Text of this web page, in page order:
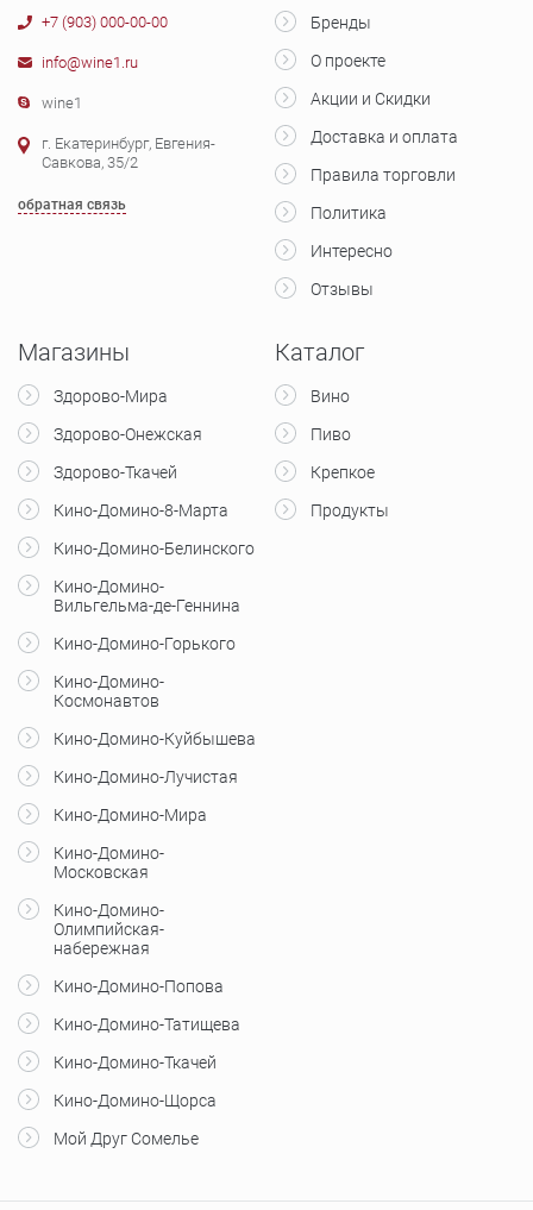
+7 (903) 000-00-00
info@wine1.ru
wine1
г. Екатеринбург, Евгения-
Савкова, 35/2
обратная связь
Бренды
О проекте
Акции и Скидки
Доставка и оплата
Правила торговли
Политика
Интересно
Отзывы
Магазины
Здорово-Мира
Здорово-Онежская
Здорово-Ткачей
Кино-Домино-8-Марта
Кино-Домино-Белинского
Кино-Домино-
Вильгельма-де-Геннина
Кино-Домино-Горького
Кино-Домино-
Космонавтов
Кино-Домино-Куйбышева
Кино-Домино-Лучистая
Кино-Домино-Мира
Кино-Домино-
Московская
Кино-Домино-
Олимпийская-
набережная
Кино-Домино-Попова
Кино-Домино-Татищева
Кино-Домино-Ткачей
Кино-Домино-Щорса
Мой Друг Сомелье
Каталог
Вино
Пиво
Крепкое
Продукты